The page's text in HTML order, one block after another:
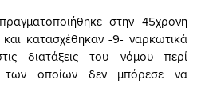
στην 45χρονη
κατασχέθηκαν -9- ναρκωτικά
διατάξεις του νόμου περί
των οποίων δεν μπόρεσε να